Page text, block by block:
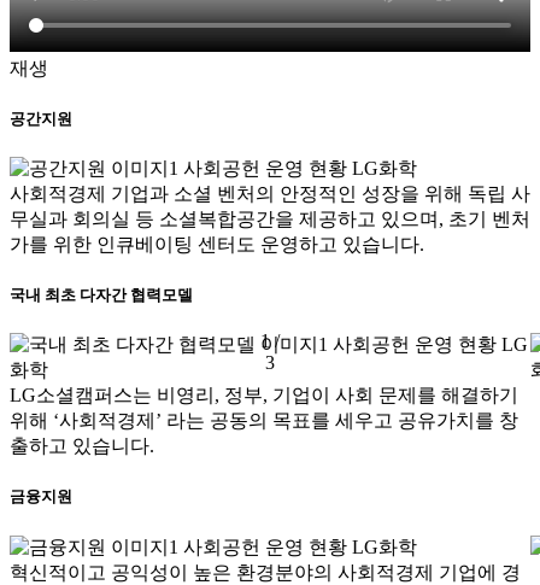
재생
공간지원
사회적경제 기업과 소셜 벤처의 안정적인 성장을 위해 독립 사
무실과 회의실 등 소셜복합공간을 제공하고 있으며, 초기 벤처
가를 위한 인큐베이팅 센터도 운영하고 있습니다.
국내 최초 다자간 협력모델
1 /
3
LG소셜캠퍼스는 비영리, 정부, 기업이 사회 문제를 해결하기
위해 ‘사회적경제’ 라는 공동의 목표를 세우고 공유가치를 창
출하고 있습니다.
금융지원
혁신적이고 공익성이 높은 환경분야의 사회적경제 기업에 경